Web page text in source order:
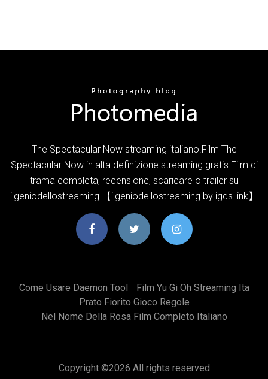
The Spectacular Now streaming italiano.Film The
Spectacular Now in alta definizione streaming gratis.Film di
trama completa, recensione, scaricare o trailer su
ilgeniodellostreaming.【ilgeniodellostreaming by igds.link】
Come Usare Daemon Tool
Film Yu Gi Oh Streaming Ita
Prato Fiorito Gioco Regole
Nel Nome Della Rosa Film Completo Italiano
Copyright ©2026 All rights reserved